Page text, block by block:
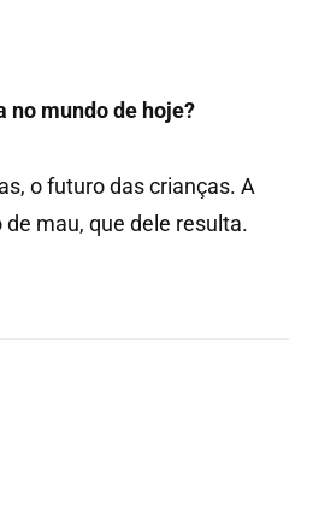
no mundo de hoje?
o futuro das crianças. A
de mau, que dele resulta.